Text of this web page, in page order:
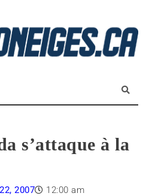
s’attaque à la
2007
12:00 am